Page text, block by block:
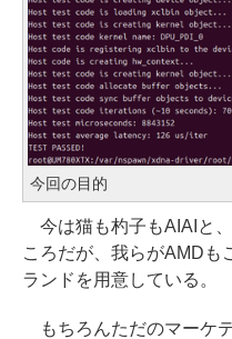
今回の目的
今は猫も杓子もAIAIと
ころだが、我らがAMDも
ランドを用意している。
もちろんただのマーケ